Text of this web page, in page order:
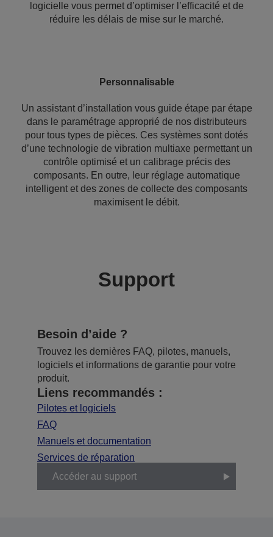
logicielle vous permet d’optimiser l’efficacité et de
réduire les délais de mise sur le marché.
Personnalisable
Un assistant d’installation vous guide étape par étape
dans le paramétrage approprié de nos distributeurs
pour tous types de pièces. Ces systèmes sont dotés
d’une technologie de vibration multiaxe permettant un
contrôle optimisé et un calibrage précis des
composants. En outre, leur réglage automatique
intelligent et des zones de collecte des composants
maximisent le débit.
Support
Besoin d’aide ?
Trouvez les dernières FAQ, pilotes, manuels,
logiciels et informations de garantie pour votre
produit.
Liens recommandés :
Pilotes et logiciels
FAQ
Manuels et documentation
Services de réparation
Accéder au support